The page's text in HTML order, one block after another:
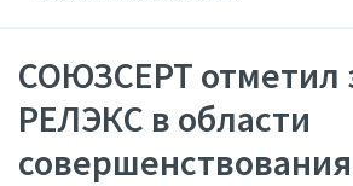
СОЮЗСЕРТ отметил
РЕЛЭКС в области